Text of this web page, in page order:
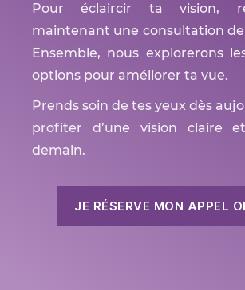
Pour éclaircir ta vision,
maintenant une consultation
Ensemble, nous explorerons
options pour améliorer ta vue.
Prends soin de tes yeux dès
profiter d’une vision claire
demain.
JE RÉSERVE MON APPEL